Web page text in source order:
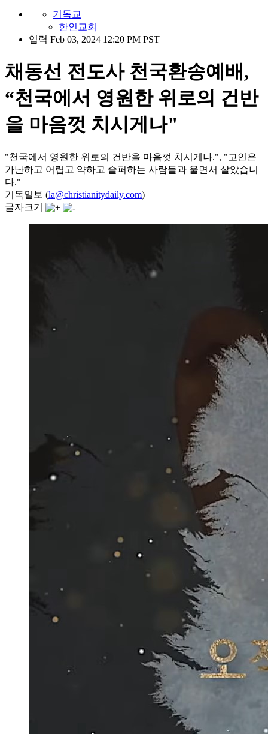
기독교
한인교회
입력 Feb 03, 2024 12:20 PM PST
채동선 전도사 천국환송예배,
“천국에서 영원한 위로의 건반
을 마음껏 치시게나"
"천국에서 영원한 위로의 건반을 마음껏 치시게나.", "고인은
가난하고 어렵고 약하고 슬퍼하는 사람들과 울면서 살았습니
다."
기독일보 (la@christianitydaily.com)
글자크기